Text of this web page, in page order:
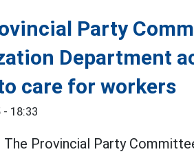
Party
Department
care for workers
18:33
The Provincial Party